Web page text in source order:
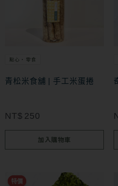
點心・零食
青松米食舖 | 手工米蛋捲
NT$ 250
加入購物車
特價
特價
此